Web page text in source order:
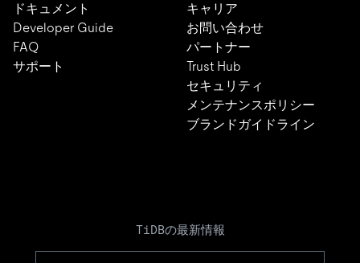
ドキュメント
Developer Guide
FAQ
サポート
キャリア
お問い合わせ
パートナー
Trust Hub
セキュリティ
メンテナンスポリシー
ブランドガイドライン
TiDBの最新情報